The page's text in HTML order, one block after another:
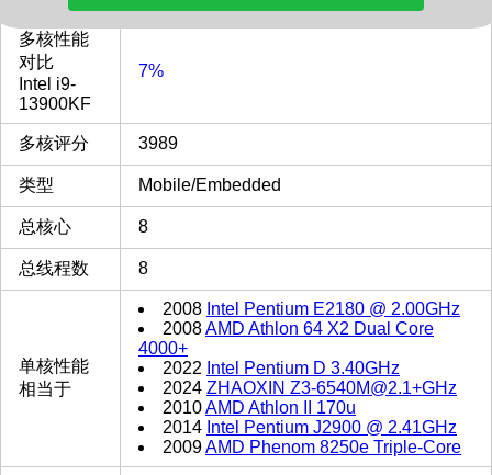
多核性能
对比
Intel i9-
13900KF
7%
多核评分 3989
类型 Mobile/Embedded
总核心 8
总线程数 8
单核性能
相当于
2008 Intel Pentium E2180 @ 2.00GHz
2008AMD Athlon 64 X2 Dual Core
4000+
2022 Intel Pentium D 3.40GHz
2024 ZHAOXIN Z3-6540M@2.1+GHz
2010AMD Athlon II 170u
2014 Intel Pentium J2900 @ 2.41GHz
2009AMD Phenom 8250e Triple-Core